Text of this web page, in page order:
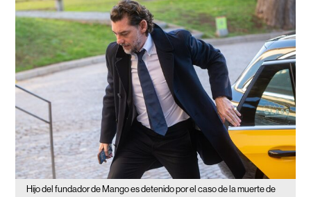
Hijo del fundador de Mango es detenido por el caso de la muerte de